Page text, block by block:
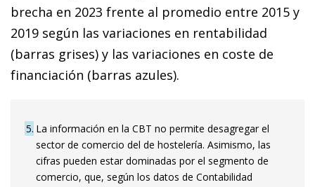
brecha en 2023 frente al promedio entre 2015 y
2019 según las variaciones en rentabilidad
(barras grises) y las variaciones en coste de
financiación (barras azules).
5 La información en la CBT no permite desagregar el
sector de comercio del de hostelería. Asimismo, las
cifras pueden estar dominadas por el segmento de
comercio, que, según los datos de Contabilidad